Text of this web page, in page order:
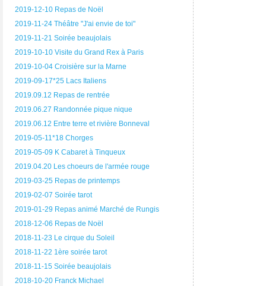
2019-12-10 Repas de Noël
2019-11-24 Théâtre "J'ai envie de toi"
2019-11-21 Soirée beaujolais
2019-10-10 Visite du Grand Rex à Paris
2019-10-04 Croisière sur la Marne
2019-09-17*25 Lacs Italiens
2019.09.12 Repas de rentrée
2019.06.27 Randonnée pique nique
2019.06.12 Entre terre et rivière Bonneval
2019-05-11*18 Chorges
2019-05-09 K Cabaret à Tinqueux
2019.04.20 Les choeurs de l'armée rouge
2019-03-25 Repas de printemps
2019-02-07 Soirée tarot
2019-01-29 Repas animé Marché de Rungis
2018-12-06 Repas de Noël
2018-11-23 Le cirque du Soleil
2018-11-22 1ère soirée tarot
2018-11-15 Soirée beaujolais
2018-10-20 Franck Michael